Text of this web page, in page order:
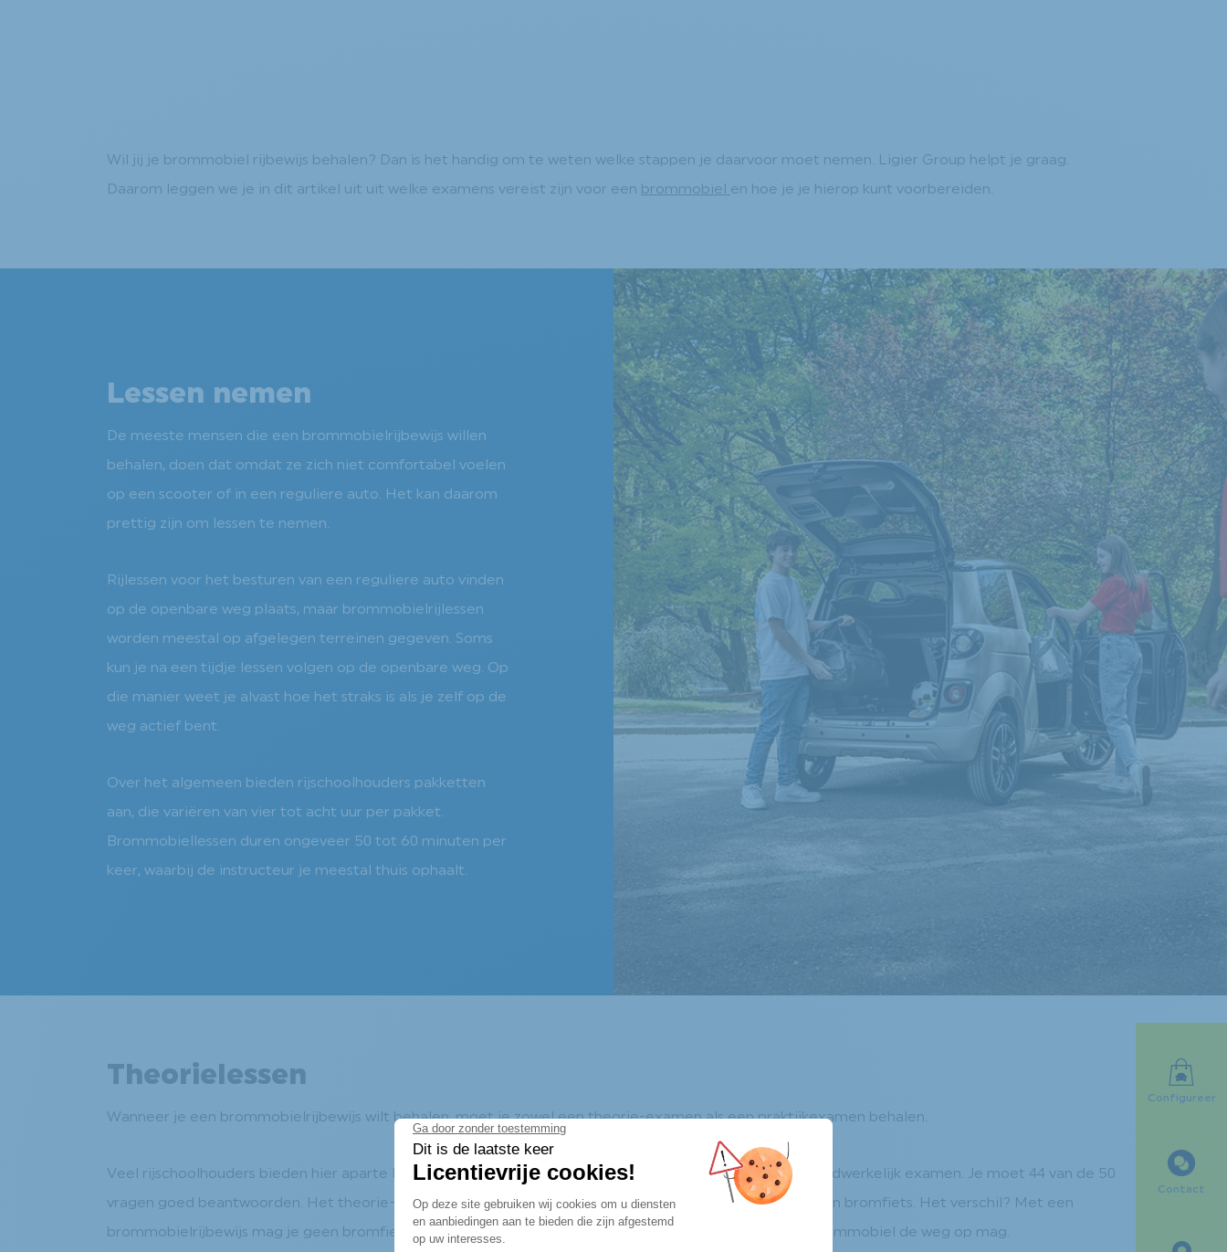
Wil jij je brommobiel rijbewijs behalen? Dan is het handig om te weten welke stappen je daarvoor moet nemen. Ligier Group helpt je graag.
Daarom leggen we je in dit artikel uit uit welke examens vereist zijn voor een brommobiel en hoe je je hierop kunt voorbereiden.
Lessen nemen
De meeste mensen die een brommobielrijbewijs willen
behalen, doen dat omdat ze zich niet comfortabel voelen
op een scooter of in een reguliere auto. Het kan daarom
prettig zijn om lessen te nemen.
Rijlessen voor het besturen van een reguliere auto vinden
op de openbare weg plaats, maar brommobielrijlessen
worden meestal op afgelegen terreinen gegeven. Soms
kun je na een tijdje lessen volgen op de openbare weg. Op
die manier weet je alvast hoe het straks is als je zelf op de
weg actief bent.
Over het algemeen bieden rijschoolhouders pakketten
aan, die variëren van vier tot acht uur per pakket.
Brommobiellessen duren ongeveer 50 tot 60 minuten per
keer, waarbij de instructeur je meestal thuis ophaalt.
Theorielessen
Wanneer je een brommobielrijbewijs wilt behalen, moet je zowel een theorie-examen als een praktijkexamen behalen.
Veel rijschoolhouders bieden hier aparte lessen voor aan, zodat je beter beslagen ten ijs komt bij het daadwerkelijk examen. Je moet 44 van de 50
vragen goed beantwoorden. Het theorie-examen voor een brommobiel is gelijk aan het examen voor een bromfiets. Het verschil? Met een
brommobielrijbewijs mag je geen bromfiets besturen, terwijl je met een bromfietsrijbewijs wel in een brommobiel de weg op mag.
Configureer
Contact